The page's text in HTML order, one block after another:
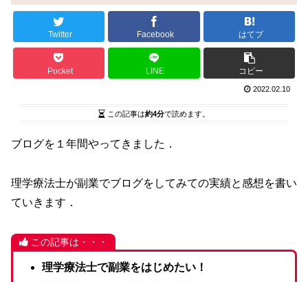
Twitter Facebook はてブ
Pocket LINE コピー
2022.02.10
この記事は約4分で読めます。
ブログを１年間やってきました．
理学療法士が副業でブログをしてみての実績と感想を書い
ていきます．
この記事は・・・
理学療法士で副業をはじめたい！